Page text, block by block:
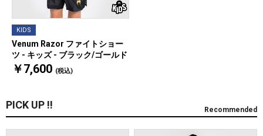
KIDS
Venum Razor ファイトショー
ツ - キッズ - ブラック/ゴールド
￥7,600 (税込)
PICK UP !! Recommended